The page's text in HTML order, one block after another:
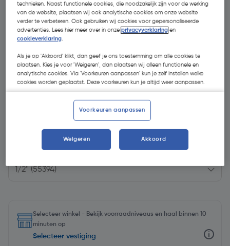
- 30 %
| Excl. btw € 1,69
Kies productvariant(1)
Selecteer winkel - Bekijk voorraadniveaus en haal binnen 10
minuten op
Selecteer vestiging
technieken. Naast functionele cookies, die noodzakelijk zijn voor de werking
van de website, plaatsen wij ook analytische cookies om onze website
verder te verbeteren. Ook gebruiken wij cookies voor gepersonaliseerde
advertenties. Lees hier meer over in onzeprivacyverklaring en
cookieverklaring.
Als je op 'Akkoord' klikt, dan geef je ons toestemming om alle cookies te
plaatsen. Kies je voor 'Weigeren', dan plaatsen wij alleen functionele en
analytische cookies. Via 'Voorkeuren aanpassen' kun je zelf instellen welke
cookies worden geplaatst. Deze voorkeuren kun je altijd weer aanpassen.
Voorkeuren aanpassen
Weigeren Akkoord